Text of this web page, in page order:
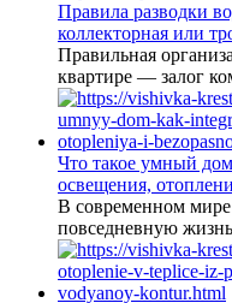
Правила разводки
коллекторная или
Правильная
квартире — залог
Что такое умный
освещения,
В современном
повседневную